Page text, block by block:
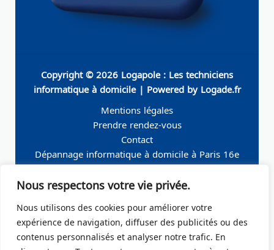
Nous respectons votre vie privée.
Nous utilisons des cookies pour améliorer votre
expérience de navigation, diffuser des publicités ou des
contenus personnalisés et analyser notre trafic. En
Copyright © 2026 Logapole : Les techniciens
informatique à domicile | Powered by Logade.fr
Mentions légales
Prendre rendez-vous
Contact
Dépannage informatique à domicile à Paris 16e
Seine
Perret
Dépannage informatique à domicile à Paris 19e
Dépannage informatique à domicile à Paris 17e